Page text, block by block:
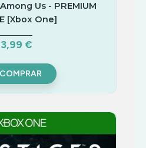
Us - PREMIUM
[Xbox One]
€